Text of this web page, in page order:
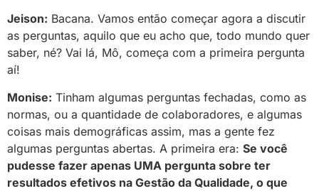
Jeison: Bacana. Vamos então começar agora a discutir
as perguntas, aquilo que eu acho que, todo mundo quer
saber, né? Vai lá, Mô, começa com a primeira pergunta
aí!
Monise: Tinham algumas perguntas fechadas, como as
normas, ou a quantidade de colaboradores, e algumas
coisas mais demográficas assim, mas a gente fez
algumas perguntas abertas. A primeira era: Se você
pudesse fazer apenas UMA pergunta sobre ter
resultados efetivos na Gestão da Qualidade, o que